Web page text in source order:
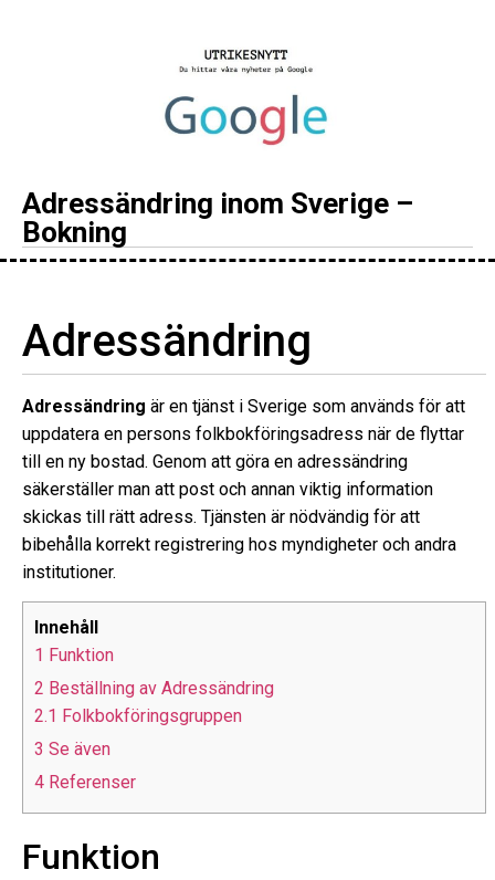
Adressändring inom Sverige –
Bokning
Adressändring
Adressändring är en tjänst i Sverige som används för att
uppdatera en persons folkbokföringsadress när de flyttar
till en ny bostad. Genom att göra en adressändring
säkerställer man att post och annan viktig information
skickas till rätt adress. Tjänsten är nödvändig för att
bibehålla korrekt registrering hos myndigheter och andra
institutioner.
Innehåll
1 Funktion
2 Beställning av Adressändring
2.1 Folkbokföringsgruppen
3 Se även
4 Referenser
Funktion